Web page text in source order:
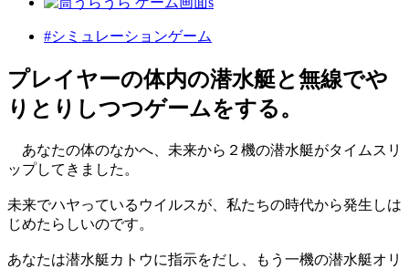
#シミュレーションゲーム
プレイヤーの体内の潜水艇と無線でや
りとりしつつゲームをする。
あなたの体のなかへ、未来から２機の潜水艇がタイムスリ
ップしてきました。
未来でハヤっているウイルスが、私たちの時代から発生しは
じめたらしいのです。
あなたは潜水艇カトウに指示をだし、もう一機の潜水艇オリ